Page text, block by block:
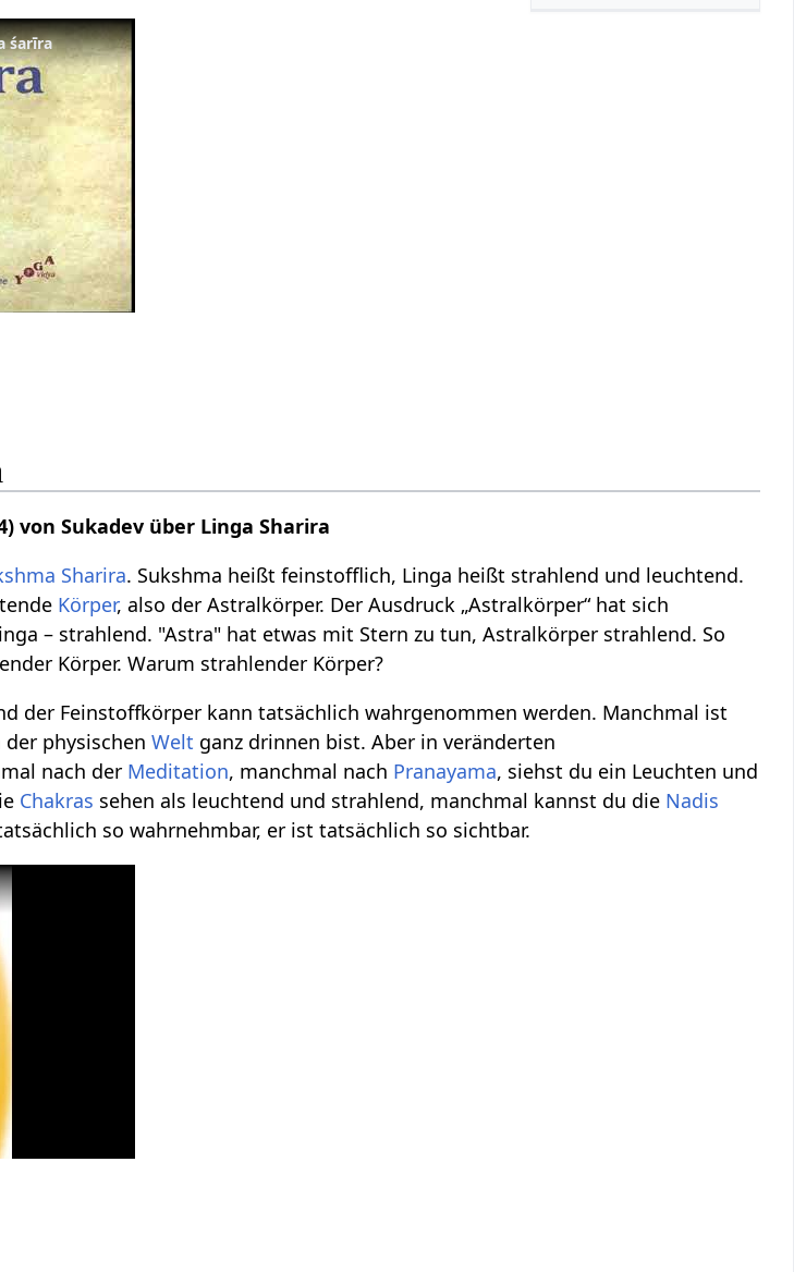
śarīra
von Sukadev über Linga Sharira
Sharira. Sukshma heißt feinstofflich, Linga heißt strahlend und leuchtend.
Körper, also der Astralkörper. Der Ausdruck „Astralkörper“ hat sich
– strahlend. "Astra" hat etwas mit Stern zu tun, Astralkörper strahlend. So
Körper. Warum strahlender Körper?
der Feinstoffkörper kann tatsächlich wahrgenommen werden. Manchmal ist
der physischenWelt ganz drinnen bist. Aber in veränderten
nach der Meditation, manchmal nach Pranayama, siehst du ein Leuchten und
Chakras sehen als leuchtend und strahlend, manchmal kannst du die Nadis
so wahrnehmbar, er ist tatsächlich so sichtbar.